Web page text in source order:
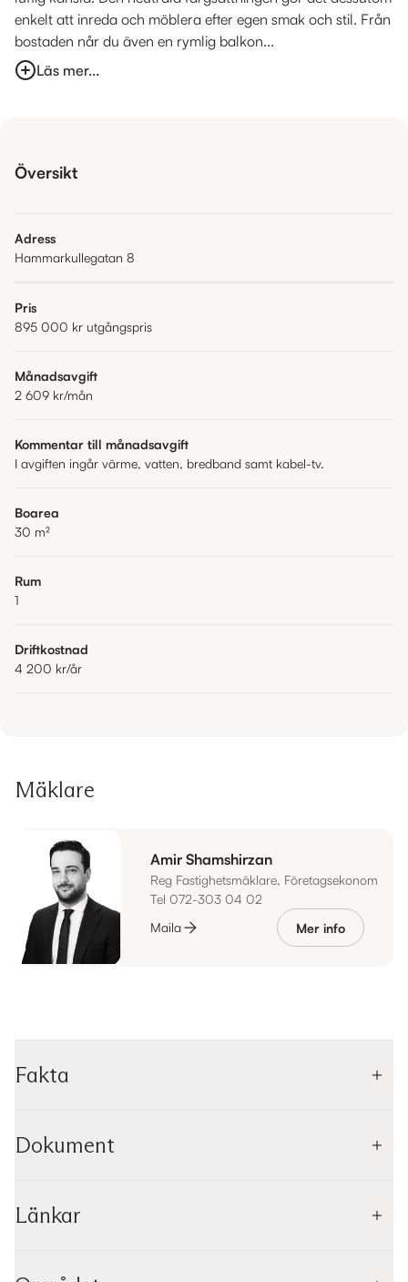
enkelt att inreda och möblera efter egen smak och stil. Från
bostaden når du även en rymlig balkon...
Läs mer...
Översikt
Adress
Hammarkullegatan 8
Pris
895 000 kr utgångspris
Månadsavgift
2 609 kr/mån
Kommentar till månadsavgift
I avgiften ingår värme, vatten, bredband samt kabel-tv.
Boarea
30 m²
Rum
1
Driftkostnad
4 200 kr/år
Mäklare
Amir Shamshirzan
Reg Fastighetsmäklare, Företagsekonom
Tel 072-303 04 02
Maila
Mer info
Fakta
Dokument
Länkar